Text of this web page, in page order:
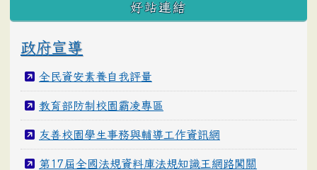
好站連結
政府宣導
全民資安素養自我評量
教育部防制校園霸凌專區
友善校園學生事務與輔導工作資訊網
第17屆全國法規資料庫法規知識王網路闖關